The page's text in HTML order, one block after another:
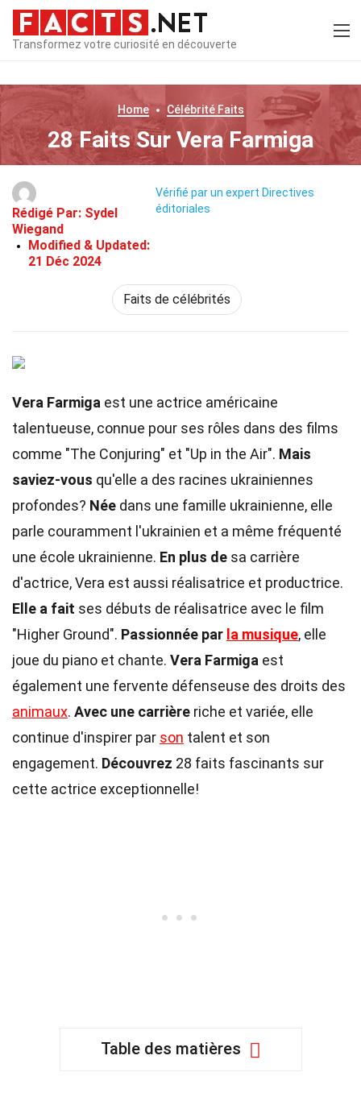
Transformez votre curiosité en découverte
Home CélébritéFaits
28 Faits Sur Vera Farmiga
Rédigé Par: Sydel
Wiegand
Modified & Updated:
21 Déc 2024
Vérifié par un expert Directives
éditoriales
Faits de célébrités
Vera Farmiga est une actrice américaine
talentueuse, connue pour ses rôles dans des films
comme "The Conjuring" et "Up in the Air". Mais
saviez-vous qu'elle a des racines ukrainiennes
profondes? Née dans une famille ukrainienne, elle
parle couramment l'ukrainien et a même fréquenté
une école ukrainienne. En plus de sa carrière
d'actrice, Vera est aussi réalisatrice et productrice.
Elle a fait ses débuts de réalisatrice avec le film
"Higher Ground". Passionnée par la musique, elle
joue du piano et chante. Vera Farmiga est
également une fervente défenseuse des droits des
animaux. Avec une carrière riche et variée, elle
continue d'inspirer par son talent et son
engagement. Découvrez 28 faits fascinants sur
cette actrice exceptionnelle!
Table des matières